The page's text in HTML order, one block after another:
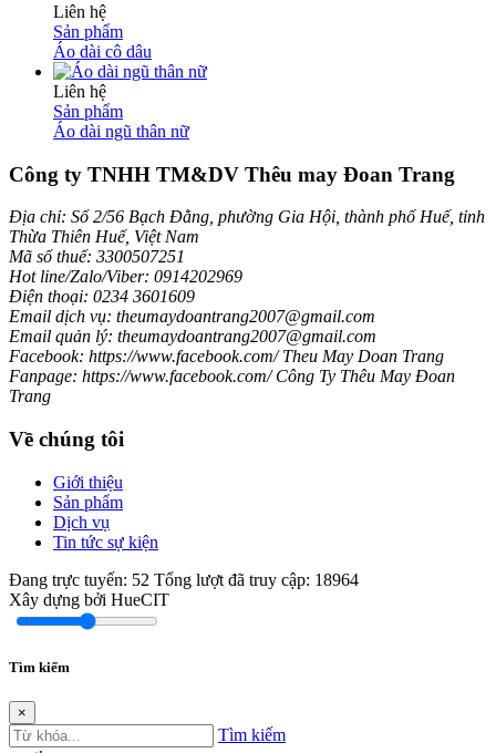
Liên hệ
Sản phẩm
Áo dài cô dâu
Liên hệ
Sản phẩm
Áo dài ngũ thân nữ
Công ty TNHH TM&DV Thêu may Đoan Trang
Địa chỉ: Số 2/56 Bạch Đằng, phường Gia Hội, thành phố Huế, tỉnh
Thừa Thiên Huế, Việt Nam
Mã số thuế: 3300507251
Hot line/Zalo/Viber: 0914202969
Điện thoại: 0234 3601609
Email dịch vụ: theumaydoantrang2007@gmail.com
Email quản lý: theumaydoantrang2007@gmail.com
Facebook: https://www.facebook.com/ Theu May Doan Trang
Fanpage: https://www.facebook.com/ Công Ty Thêu May Đoan
Trang
Về chúng tôi
Giới thiệu
Sản phẩm
Dịch vụ
Tin tức sự kiện
Đang trực tuyến: 52 Tổng lượt đã truy cập: 18964
Xây dựng bởi HueCIT
Tìm kiếm
×
Tìm kiếm